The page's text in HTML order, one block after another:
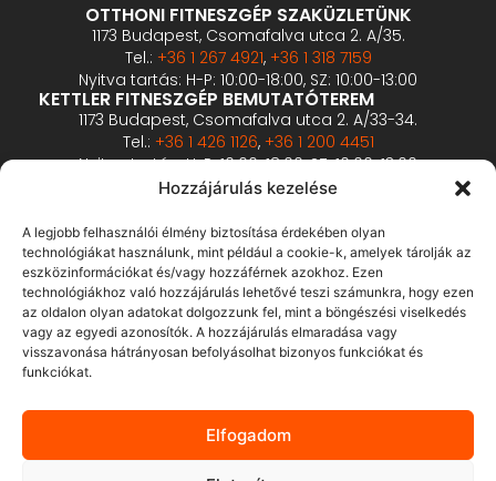
Hozzájárulás kezelése
A legjobb felhasználói élmény biztosítása érdekében olyan
technológiákat használunk, mint például a cookie-k, amelyek tárolják az
eszközinformációkat és/vagy hozzáférnek azokhoz. Ezen
technológiákhoz való hozzájárulás lehetővé teszi számunkra, hogy ezen
az oldalon olyan adatokat dolgozzunk fel, mint a böngészési viselkedés
vagy az egyedi azonosítók. A hozzájárulás elmaradása vagy
visszavonása hátrányosan befolyásolhat bizonyos funkciókat és
funkciókat.
Elfogadom
OTTHONI FITNESZGÉP SZAKÜZLETÜNK
1173 Budapest, Csomafalva utca 2. A/35.
Tel.: +36 1 267 4921, +36 1 318 7159
Nyitva tartás: H-P: 10:00-18:00, SZ: 10:00-13:00
KETTLER FITNESZGÉP BEMUTATÓTEREM
1173 Budapest, Csomafalva utca 2. A/33-34.
Tel.: +36 1 426 1126, +36 1 200 4451
Nyitva tartás: H-P: 10:00-18:00, SZ: 10:00-13:00
PROFESSZIONÁLIS FITNESZGÉP BEMUTATÓTEREM
2360 Gyál, Vállalkozó u. 12.
Tel.: +36 1 900 0657
Nyitva tartás: előzetes bejelentkezés alapján
ÁSZF
Adatvédelmi tájékoztató
Fizetés és szálltás
GY.I.K.